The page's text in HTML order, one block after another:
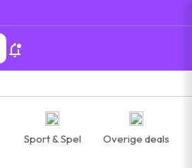
Sport & Spel Overige deals